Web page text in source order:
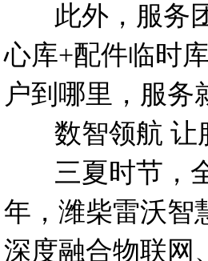
此外，服务团
心库+配件临时
户到哪里，服务
数智领航 让
三夏时节，全
年，潍柴雷沃智
深度融合物联网